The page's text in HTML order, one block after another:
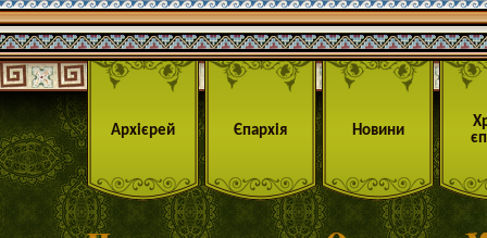
Архієрей Єпархія Новини